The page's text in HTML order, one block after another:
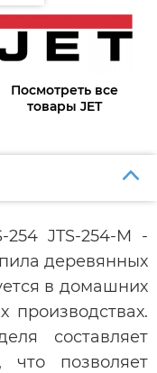
Посмотреть все
товары JET
254 JTS-254-M -
деревянных
в домашних
производствах.
составляет
позволяет